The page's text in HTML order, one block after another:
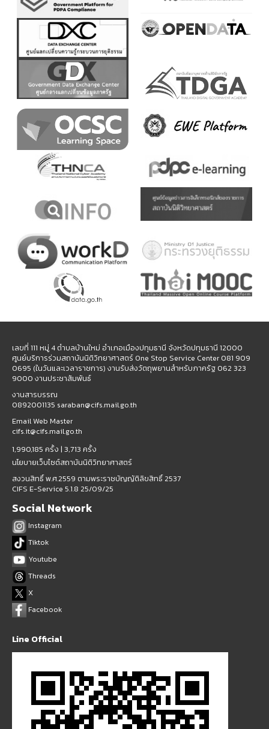
เลขที่ 111 หมู่ 4 ตำบลบ้านใหม่ อำเภอเมืองปทุมธานี จังหวัดปทุมธานี 12000
ศูนย์บริการร่วมสถาบันนิติวิทยาศาสตร์ One Stop Service Center 081 909
0695 (ในวันและเวลาราชการ) งานรับส่งวัตถุพยานสำหรับภาครัฐ 062 323
9000 งานประชาสัมพันธ์
งานสารบรรณ
0892001135 saraban@cifs.mail.go.th
Email Web Master
cifs.it@cifs.mail.go.th
1,990,185 ครั้ง | 3,713 ครั้ง
นโยบายเว็บไซต์สถาบันนิติวิทยาศาสตร์
สงวนสิทธิ์ พ.ศ.2559 ตามพระราชบัญญัติลิขสิทธิ์ 2537
CIFS E-Service 5.1.8 25/09/25
Social Network
Instagram
Tiktok
Youtube
Threads
X
Facebook
Line Official